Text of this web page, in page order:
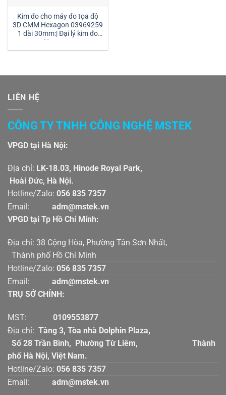
Kim đo cho máy đo tọa độ
3D CMM Hexagon 03969259
1 dài 30mm:| Đại lý kim đo
Hexagon
LIÊN HỆ
CÔNG TY TNHH CÔNG NGHỆ MSTEK
VPGD tại Hà Nội:
Địa chỉ: LK-18.03, Hinode Royal Park,
Hoài Đức, Hà Nội.
Hotline/Zalo: 056 835 7357
Email:
adm@mstek.vn
VPGD tại Tp Hồ Chí Mính:
Địa chỉ: 38 Cộng Hòa, Phường Tân Sơn Nhất,
Thành phố Hồ Chí Minh
Hotline/Zalo: 056 835 7357
Email:
adm@mstek.vn
TRỤ SỞ CHÍNH:
MST: 0109553877
Địa chỉ: Tầng 3, Tòa nhà Dolphin Plaza,
Số 28 Trần Bình, Phường Từ Liêm, Thành
phố Hà Nội, Việt Nam.
Hotline/Zalo: 056 835 7357
Email:
adm@mstek.vn